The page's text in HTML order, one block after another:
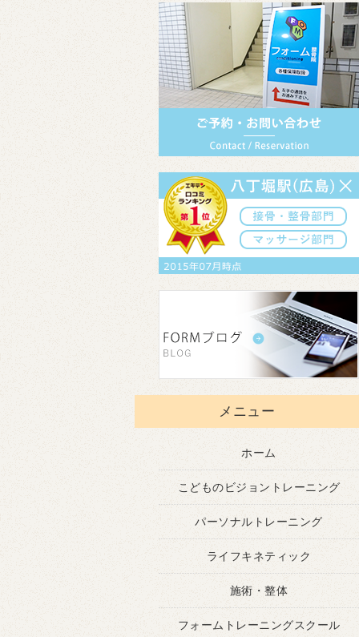
メニュー
ホーム
こどものビジョントレーニング
パーソナルトレーニング
ライフキネティック
施術・整体
フォームトレーニングスクール